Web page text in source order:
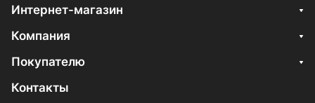
Интернет-магазин
Компания
Покупателю
Контакты